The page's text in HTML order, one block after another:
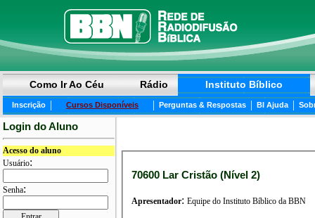
Como Ir Ao Céu Rádio Instituto Bíblico
Inscrição | Cursos Disponíveis | Perguntas & Respostas | BI Ajuda |
Login do Aluno
Acesso do aluno
Usuário:
Senha:
70600 Lar Cristão (Nível 2)
Apresentador: Equipe do Instituto Bíblico da BBN